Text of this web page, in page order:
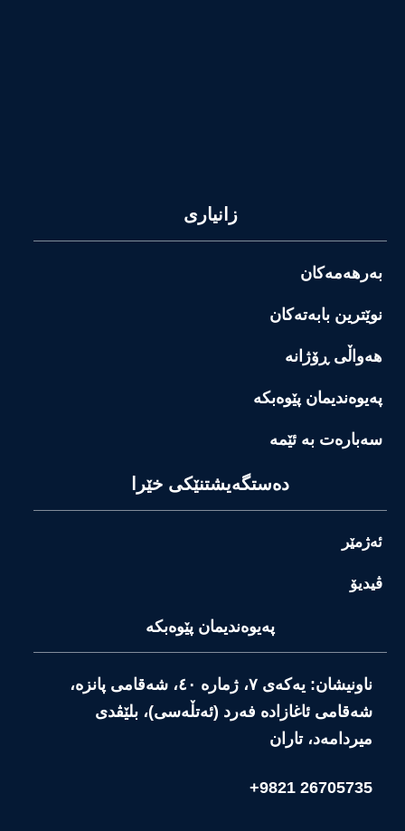
زانیاری
بەرهەمەکان
نوێترین بابەتەکان
هەواڵی ڕۆژانە
پەیوەندیمان پێوەبکە
سەبارەت بە ئێمە
دەستگەیشتنێکی خێرا
ئەژمێر
ڤیدیۆ
پەیوەندیمان پێوەبکە
ناونیشان: یەکەی ٧، ژمارە ٤٠، شەقامی پانزە،
شەقامی ئاغازادە فەرد (ئەتڵەسی)، بلێڤدی
میردامەد، تاران
26705735 9821+